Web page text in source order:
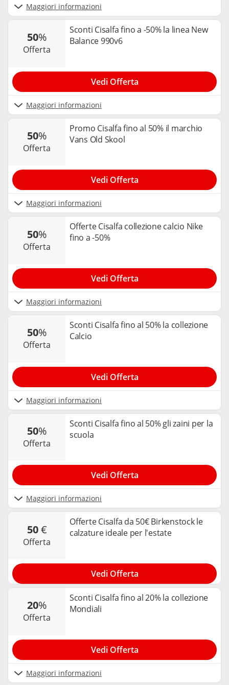
Maggiori informazioni
50%
offerta
Sconti Cisalfa fino a -50% la linea New
Balance 990v6
Maggiori informazioni
Vedi Offerta
50%
offerta
Promo Cisalfa fino al 50% il marchio
Vans Old Skool
Maggiori informazioni
Vedi Offerta
50%
offerta
Offerte Cisalfa collezione calcio Nike
fino a -50%
Maggiori informazioni
Vedi Offerta
50%
offerta
Sconti Cisalfa fino al 50% la collezione
Calcio
Maggiori informazioni
Vedi Offerta
50%
offerta
Sconti Cisalfa fino al 50% gli zaini per la
scuola
Maggiori informazioni
Vedi Offerta
50€
offerta
Offerte Cisalfa da 50€ Birkenstock le
calzature ideale per l'estate
Vedi Offerta
20%
offerta
Sconti Cisalfa fino al 20% la collezione
Mondiali
Maggiori informazioni
Vedi Offerta